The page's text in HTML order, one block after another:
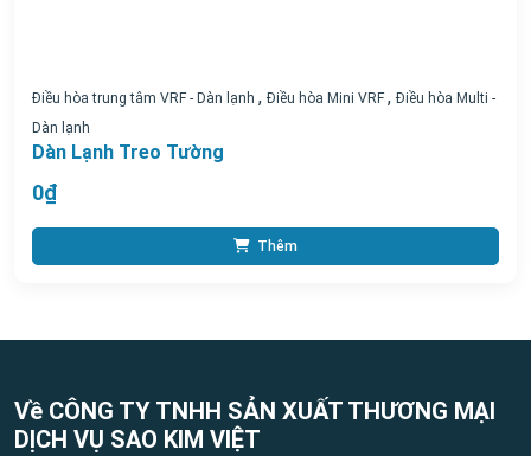
Điều hòa trung tâm VRF - Dàn lạnh , Điều hòa Mini VRF , Điều hòa Multi -
Dàn lạnh
Dàn Lạnh Treo Tường
0₫
Thêm
Về CÔNG TY TNHH SẢN XUẤT THƯƠNG MẠI
DỊCH VỤ SAO KIM VIỆT